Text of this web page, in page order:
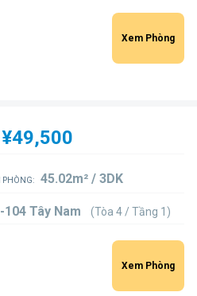
Xem Phòng
¥49,500
PHÒNG: 45.02m² / 3DK
104 Tây Nam (Tòa 4 / Tầng 1)
Xem Phòng